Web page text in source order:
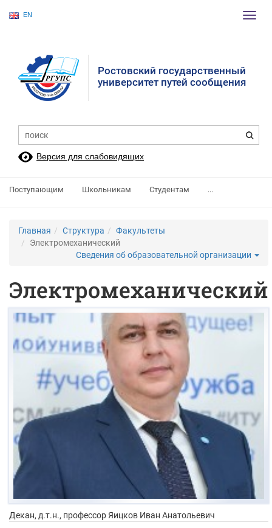
EN
Ростовский государственный
университет путей сообщения
Версия для слабовидящих
Поступающим Школьникам Студентам ...
Главная Структура
Факультеты
Электромеханический
Сведения об образовательной организации
Электромеханический
Декан, д.т.н., профессор Яицков Иван Анатольевич